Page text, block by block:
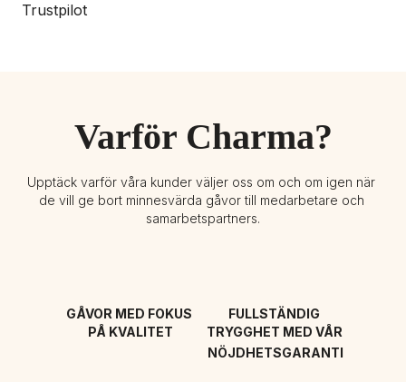
Trustpilot
Varför Charma?
Upptäck varför våra kunder väljer oss om och om igen när
de vill ge bort minnesvärda gåvor till medarbetare och
samarbetspartners.
GÅVOR MED FOKUS
PÅ KVALITET
FULLSTÄNDIG
TRYGGHET MED VÅR
NÖJDHETSGARANTI